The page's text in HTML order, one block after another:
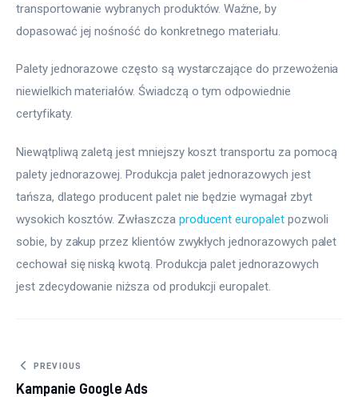
transportowanie wybranych produktów. Ważne, by
dopasować jej nośność do konkretnego materiału.
Palety jednorazowe często są wystarczające do przewożenia
niewielkich materiałów. Świadczą o tym odpowiednie
certyfikaty.
Niewątpliwą zaletą jest mniejszy koszt transportu za pomocą
palety jednorazowej. Produkcja palet jednorazowych jest
tańsza, dlatego producent palet nie będzie wymagał zbyt
wysokich kosztów. Zwłaszcza producent europalet pozwoli
sobie, by zakup przez klientów zwykłych jednorazowych palet
cechował się niską kwotą. Produkcja palet jednorazowych
jest zdecydowanie niższa od produkcji europalet.
Nawigacja wpisu
PREVIOUS
Kampanie Google Ads